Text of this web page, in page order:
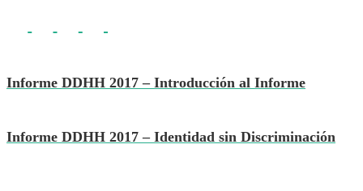
Informe DDHH 2017 – Introducción al Informe
Informe DDHH 2017 – Identidad sin Discriminación